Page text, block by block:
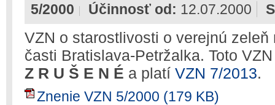
5/2000 Účinnosť od: 12.07.2000
VZN o starostlivosti o verejnú
časti Bratislava-Petržalka. Toto
Z R U Š E N É a platí VZN 7/2013.
Znenie VZN 5/2000 (179 KB)